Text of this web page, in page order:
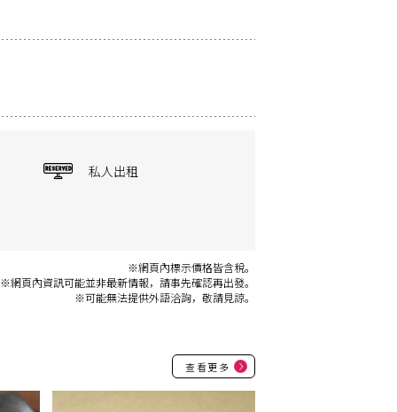
私人出租
※網頁內標示價格皆含稅。
※網頁內資訊可能並非最新情報，請事先確認再出發。
※可能無法提供外語洽詢，敬請見諒。
查看更多